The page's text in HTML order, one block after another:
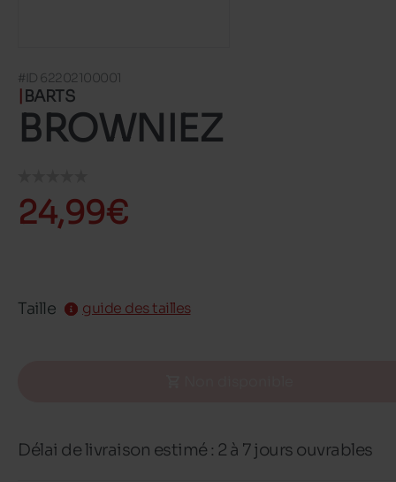
#ID 62202100001
BARTS
BROWNIEZ
24,99€
Taille guide des tailles
Délai de livraison estimé : 2 à 7 jours ouvrables